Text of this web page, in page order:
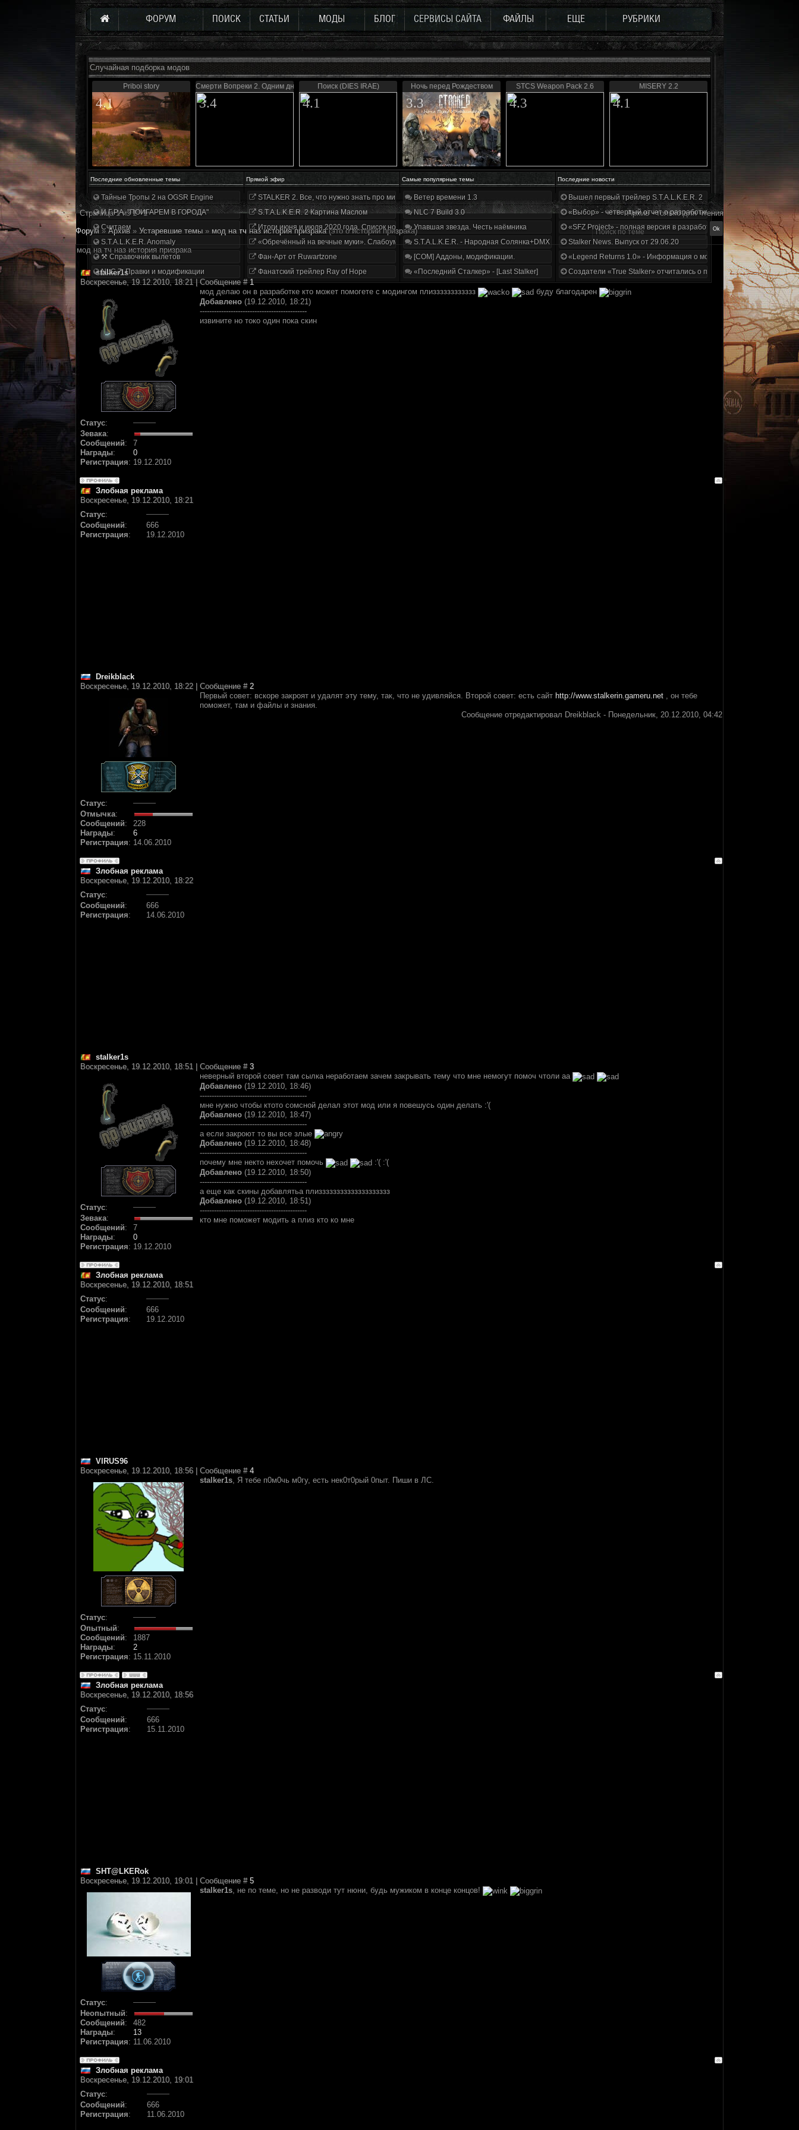
ФОРУМ ПОИСК СТАТЬИ МОДЫ БЛОГ СЕРВИСЫ САЙТА ФАЙЛЫ ЕЩЕ РУБРИКИ
Случайная подборка модов
Priboi story
4.1
Смерти Вопреки 2. Одним днем живу
3.4
Поиск (DIES IRAE)
4.1
Ночь перед Рождеством
3.3
STCS Weapon Pack 2.6
4.3
MISERY 2.2
4.1
Последние обновленные темы Прямой эфир Самые популярные темы Последние новости
Тайные Тропы 2 на OGSR Engine
И.Г.Р.А. "ПОИГАРЕМ В ГОРОДА"
Считаем
S.T.A.L.K.E.R. Anomaly
⚒ Справочник вылетов
NLC 7. Правки и модификации
STALKER 2. Все, что нужно знать про мир, геймплей и сюжет | Разбор трейлера
S.T.A.L.K.E.R. 2 Картина Маслом
Итоги июня и июля 2020 года. Список нововведений
«Обречённый на вечные муки». Слабоумие и отвага
Фан-Арт от Ruwartzone
Фанатский трейлер Ray of Hope
Ветер времени 1.3
NLC 7 Build 3.0
Упавшая звезда. Честь наёмника
S.T.A.L.K.E.R. - Народная Солянка+DMX 1.3.5.ООП.МА.К.
[COM] Аддоны, модификации.
«Последний Сталкер» - [Last Stalker]
Вышел первый трейлер S.T.A.L.K.E.R. 2
«Выбор» - четвертый отчет о разработке!
«SFZ Project» - полная версия в разработке!
Stalker News. Выпуск от 29.06.20
«Legend Returns 1.0» - Информация о моде за июнь 2020
Создатели «True Stalker» отчитались о проделанной работе
Страница1из1 1
Архив - только для чтения
Форум » Архив » Устаревшие темы » мод на тч наз история призрака (это о истории призрака)
мод на тч наз история призрака
stalker1s
Воскресенье, 19.12.2010, 18:21 | Сообщение #1
Статус:
Зевака:
Сообщений:
7
Награды:
0
Регистрация: 19.12.2010
мод делаю он в разработке кто может помогете с модингом плизззззззззззз
буду благодарен
Добавлено (19.12.2010, 18:21)
---------------------------------------------
извините но токо один пока скин
Злобная реклама
Воскресенье, 19.12.2010, 18:21
Статус:
Сообщений:
666
Регистрация: 19.12.2010
Dreikblack
Воскресенье, 19.12.2010, 18:22 | Сообщение # 2
Статус:
Отмычка:
Сообщений:
228
Награды:
6
Регистрация: 14.06.2010
Первый совет: вскоре закроят и удалят эту тему, так, что не удивляйся. Второй совет: есть сайт http://www.stalkerin.gameru.net , он тебе
поможет, там и файлы и знания.
Сообщение отредактировал Dreikblack - Понедельник, 20.12.2010, 04:42
Злобная реклама
Воскресенье, 19.12.2010, 18:22
Статус:
Сообщений:
666
Регистрация: 14.06.2010
stalker1s
Воскресенье, 19.12.2010, 18:51 | Сообщение # 3
Статус:
Зевака:
Сообщений:
7
Награды:
0
Регистрация: 19.12.2010
неверный второй совет там сылка неработаем зачем закрывать тему что мне немогут помоч чтоли аа
Добавлено (19.12.2010, 18:46)
---------------------------------------------
мне нужно чтобы ктото сомсной делал этот мод или я повешусь один делать :'(
Добавлено (19.12.2010, 18:47)
---------------------------------------------
а если закроют то вы все злые
Добавлено (19.12.2010, 18:48)
---------------------------------------------
почему мне некто нехочет помочь
:'( :'(
Добавлено (19.12.2010, 18:50)
---------------------------------------------
а еще как скины добавлятьа плизззззззззззззззззззз
Добавлено (19.12.2010, 18:51)
---------------------------------------------
кто мне поможет модить а плиз кто ко мне
Злобная реклама
Воскресенье, 19.12.2010, 18:51
Статус:
Сообщений:
666
Регистрация: 19.12.2010
VIRUS96
Воскресенье, 19.12.2010, 18:56 | Сообщение # 4
Статус:
Опытный:
Сообщений:
1887
Награды:
2
Регистрация: 15.11.2010
stalker1s, Я тебе п0м0чь м0гу, есть нек0т0рый 0пыт. Пиши в ЛС.
Злобная реклама
Воскресенье, 19.12.2010, 18:56
Статус:
Сообщений:
666
Регистрация: 15.11.2010
SHT@LKERok
Воскресенье, 19.12.2010, 19:01 | Сообщение # 5
Статус:
Неопытный:
Сообщений:
482
Награды:
13
Регистрация: 11.06.2010
stalker1s, не по теме, но не разводи тут нюни, будь мужиком в конце концов!
Злобная реклама
Воскресенье, 19.12.2010, 19:01
Статус:
Сообщений:
666
Регистрация: 11.06.2010